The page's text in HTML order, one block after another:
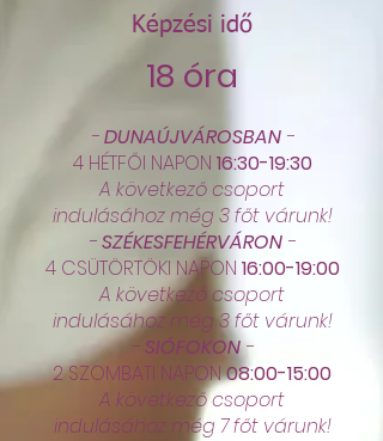
Képzési idő
18 óra
-DUNAÚJVÁROSBAN-
4 HÉTFŐI NAPON 16:30-19:30
A következő csoport
indulásához még 3 főt várunk!
-SZÉKESFEHÉRVÁRON -
4 CSÜTÖRTÖKI NAPON 16:00-19:00
A következő csoport
indulásához még 3 főt várunk!
-SIÓFOKON-
2 SZOMBATI NAPON08:00-15:00
A következő csoport
indulásához még 7 főt várunk!